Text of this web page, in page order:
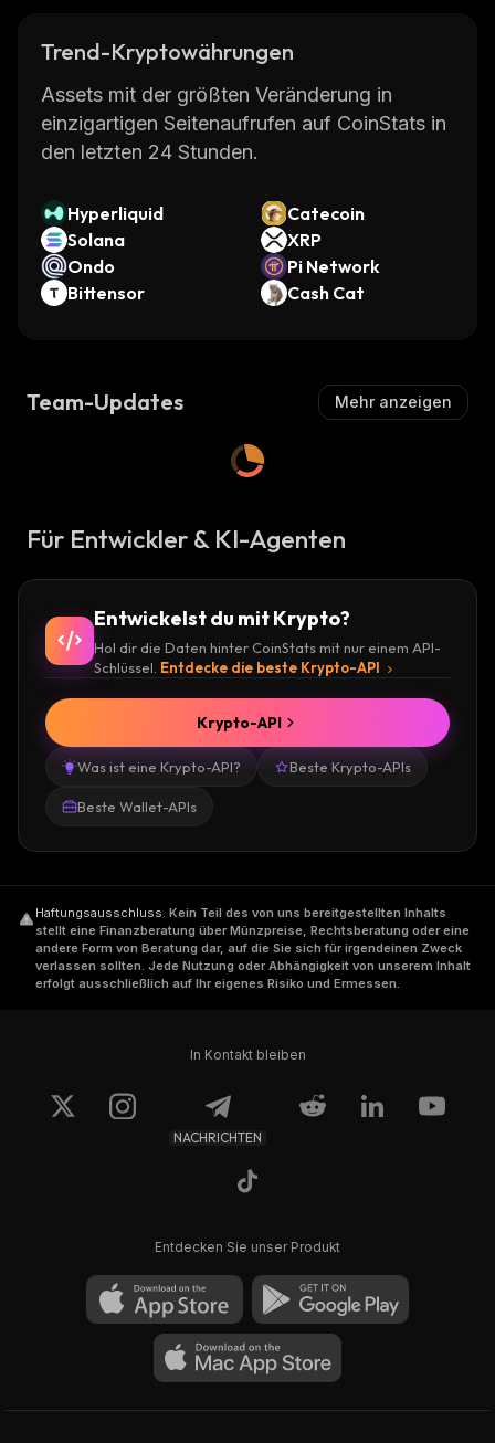
Trend-Kryptowährungen
Assets mit der größten Veränderung in
einzigartigen Seitenaufrufen auf CoinStats in
den letzten 24 Stunden.
Hyperliquid
Catecoin
Solana
XRP
Ondo
Pi Network
Bittensor
Cash Cat
Team-Updates Mehr anzeigen
Für Entwickler & KI-Agenten
Entwickelst du mit Krypto?
Hol dir die Daten hinter CoinStats mit nur einem API-
Schlüssel. Entdecke die beste Krypto-API
Was ist eine Krypto-API? Beste Krypto-APIs
Beste Wallet-APIs
Krypto-API
Haftungsausschluss. Kein Teil des von uns bereitgestellten Inhalts
stellt eine Finanzberatung über Münzpreise, Rechtsberatung oder eine
andere Form von Beratung dar, auf die Sie sich für irgendeinen Zweck
verlassen sollten. Jede Nutzung oder Abhängigkeit von unserem Inhalt
erfolgt ausschließlich auf Ihr eigenes Risiko und Ermessen.
In Kontakt bleiben
NACHRICHTEN
Entdecken Sie unser Produkt